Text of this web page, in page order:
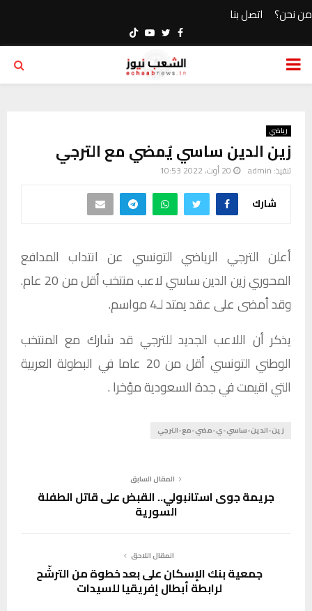
من نحن؟ اتصل بنا
Facebook
Twitter
Youtube
PRIMARY
رياضي
زين الدين ساسي يُمضي مع الترجي
تنفيذ: admin 20 أوت، 2022 10:53
شارك
أعلن الترجي الرياضي التونسي عن انتداب المدافع
المحوري زين الدين ساسي لاعب منتخب أقل من 20 عام.
وقد أمضى على عقد يمتد لـ4 مواسم.
يذكر أن اللاعب الجديد للترجي قد شارك مع المنتخب
الوطني التونسي أقل من 20 عاما في البطولة العربية
التي اقيمت في جدة السعودية مؤخرا .
زين-الدين-ساسي-ي-مضي-مع-الترجي
المقال السابق
جريمة جوى استانبولي.. القبض على قاتل الطفلة
السورية
المقال اللاحق
جمعية بنك الإسكان على بعد خطوة من الترشّح
لرابطة أبطال إفريقيا للسيدات